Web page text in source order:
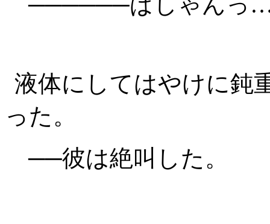
液体にしてはやけに鈍
った。
──彼は絶叫した。